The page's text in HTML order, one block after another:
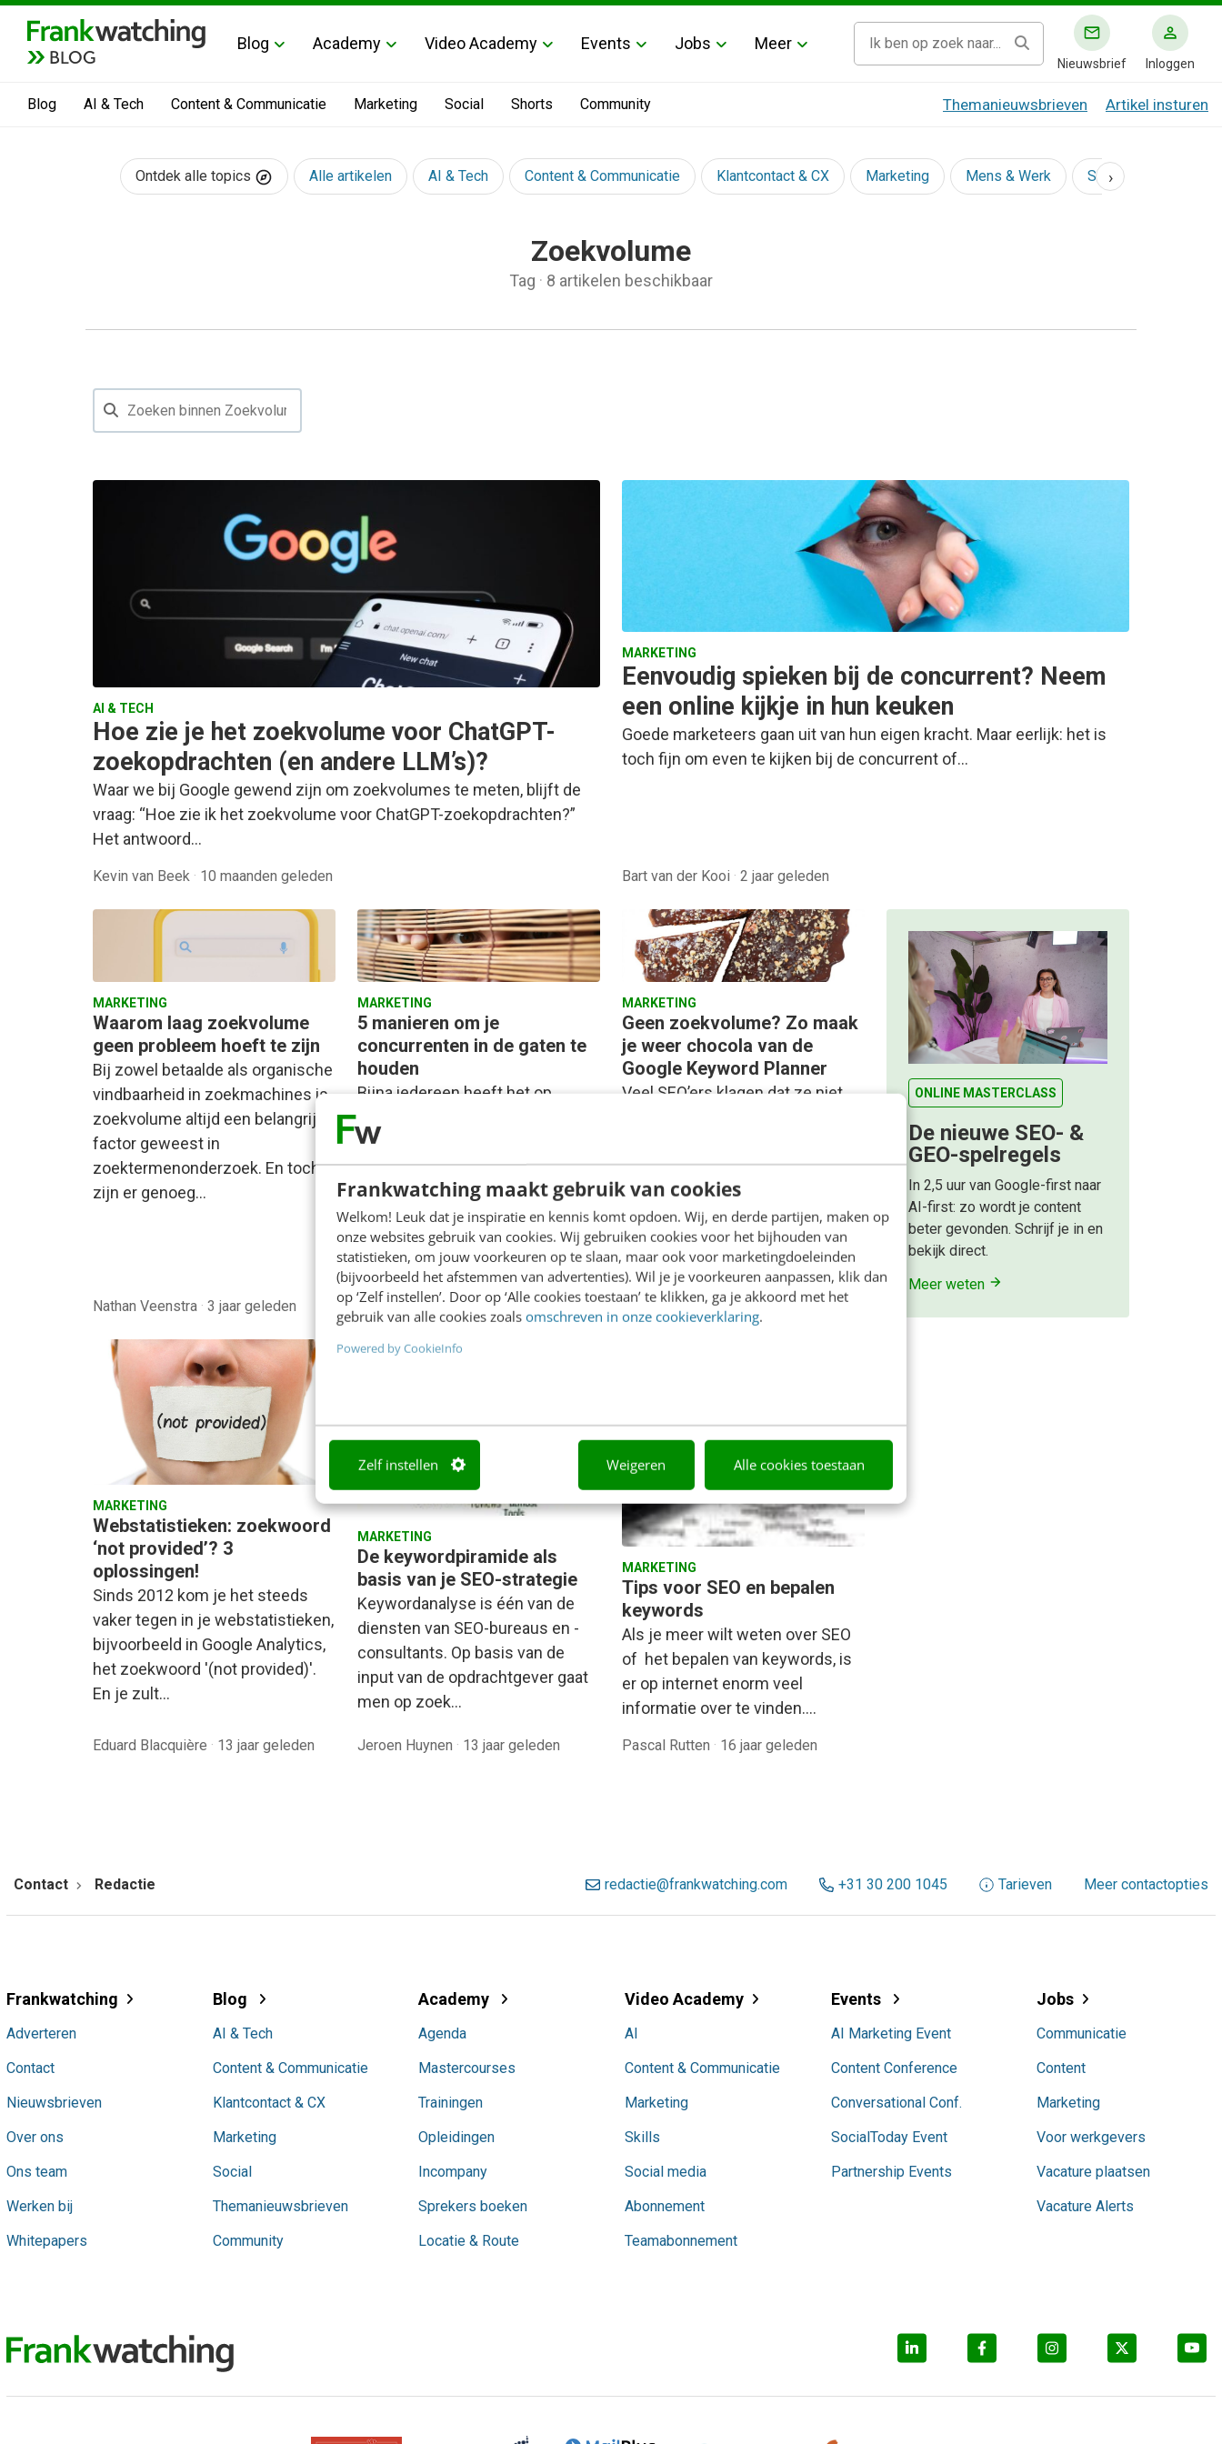
Frankwatching maakt gebruik van cookies
Welkom! Leuk dat je inspiratie en kennis komt opdoen. Wij, en derde partijen, maken op
onze websites gebruik van cookies. Wij gebruiken cookies voor het bijhouden van
statistieken, om jouw voorkeuren op te slaan, maar ook voor marketingdoeleinden
(bijvoorbeeld het afstemmen van advertenties). Wil je je voorkeuren aanpassen, klik dan
op ‘Zelf instellen’. Door op ‘Alle cookies toestaan’ te klikken, ga je akkoord met het
gebruik van alle cookies zoals omschreven in onze cookieverklaring.
Powered by CookieInfo
Zelf instellen Weigeren Alle cookies toestaan
BLOG
Blog Academy Video Academy Events Jobs Meer
Nieuwsbrief Inloggen
Blog AI & Tech Content & Communicatie Marketing Social Shorts Community Themanieuwsbrieven Artikel insturen
Ontdek alle topics Alle artikelen AI & Tech Content & Communicatie Klantcontact & CX Marketing Mens & Werk Social
›
Zoekvolume
Tag · 8 artikelen beschikbaar
AI & TECH
Hoe zie je het zoekvolume voor ChatGPT-
zoekopdrachten (en andere LLM’s)?
Waar we bij Google gewend zijn om zoekvolumes te meten, blijft de
vraag: “Hoe zie ik het zoekvolume voor ChatGPT-zoekopdrachten?”
Het antwoord…
Kevin van Beek · 10 maanden geleden
MARKETING
Eenvoudig spieken bij de concurrent? Neem
een online kijkje in hun keuken
Goede marketeers gaan uit van hun eigen kracht. Maar eerlijk: het is
toch fijn om even te kijken bij de concurrent of…
Bart van der Kooi · 2 jaar geleden
MARKETING
Waarom laag zoekvolume
geen probleem hoeft te zijn
Bij zowel betaalde als organische
vindbaarheid in zoekmachines is
zoekvolume altijd een belangrijke
factor geweest in
zoektermenonderzoek. En toch
zijn er genoeg…
Nathan Veenstra · 3 jaar geleden
MARKETING
5 manieren om je
concurrenten in de gaten te
houden
Bijna iedereen heeft het op
concurrentie-analyse. Daarbij
gaat het vaak over de bekende
modellen, die natuurlijk
belangrijk…
John van Lochem· 7 jaar geleden
MARKETING
Geen zoekvolume? Zo maak
je weer chocola van de
Google Keyword Planner
Veel SEO’ers klagen dat ze niet
Google Keyword Planner. In dit
artikel leer je…
Keesjan Deelstra· 9 jaar geleden
ONLINE MASTERCLASS
De nieuwe SEO- &
GEO-spelregels
In 2,5 uur van Google-first naar
AI-first: zo wordt je content
beter gevonden. Schrijf je in en
bekijk direct.
Meer weten
MARKETING
Webstatistieken: zoekwoord
‘not provided’? 3
oplossingen!
Sinds 2012 kom je het steeds
vaker tegen in je webstatistieken,
bijvoorbeeld in Google Analytics,
het zoekwoord '(not provided)'.
En je zult…
Eduard Blacquière · 13 jaar geleden
MARKETING
De keywordpiramide als
basis van je SEO-strategie
Keywordanalyse is één van de
diensten van SEO-bureaus en -
consultants. Op basis van de
input van de opdrachtgever gaat
men op zoek…
Jeroen Huynen · 13 jaar geleden
MARKETING
Tips voor SEO en bepalen
keywords
Als je meer wilt weten over SEO
of het bepalen van keywords, is
er op internet enorm veel
informatie over te vinden.…
Pascal Rutten · 16 jaar geleden
Contact Redactie redactie@frankwatching.com +31 30 200 1045 Tarieven Meer contactopties
Frankwatching
Adverteren
Contact
Nieuwsbrieven
Over ons
Ons team
Werken bij
Whitepapers
Blog
AI & Tech
Content & Communicatie
Klantcontact & CX
Marketing
Social
Themanieuwsbrieven
Community
Academy
Agenda
Mastercourses
Trainingen
Opleidingen
Incompany
Sprekers boeken
Locatie & Route
Video Academy
AI
Content & Communicatie
Marketing
Skills
Social media
Abonnement
Teamabonnement
Events
AI Marketing Event
Content Conference
Conversational Conf.
SocialToday Event
Partnership Events
Jobs
Communicatie
Content
Marketing
Voor werkgevers
Vacature plaatsen
Vacature Alerts